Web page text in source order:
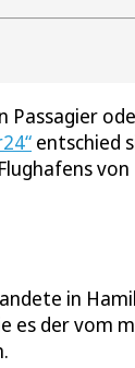
Passagier
entschied
in
es der vom